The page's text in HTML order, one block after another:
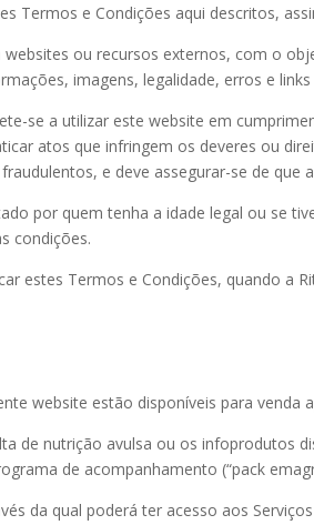
Termos e Condições aqui descritos,
websites ou recursos externos, com o
imagens, legalidade, erros e
se a utilizar este website em
atos que infringem os deveres ou
e deve assegurar-se de
por quem tenha a idade legal ou se
condições.
estes Termos e Condições, quando a
website estão disponíveis para venda
de nutrição avulsa ou os infoprodutos
de acompanhamento (“pack
da qual poderá ter acesso aos